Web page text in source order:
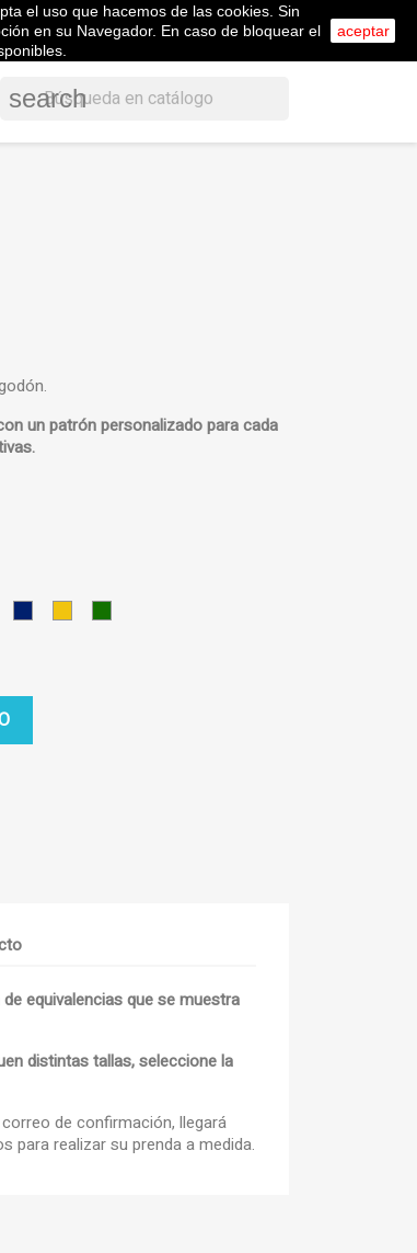
Iniciar sesión shopping_cart
Carrito(0)
search
unpatrón personalizadopara cada
.
equivalencias que se muestra
distintas tallas, seleccione la
de confirmación, llegará
para realizar su prenda a medida.
el uso que hacemos de las cookies. Sin
en su Navegador. En caso de bloquear el
aceptar